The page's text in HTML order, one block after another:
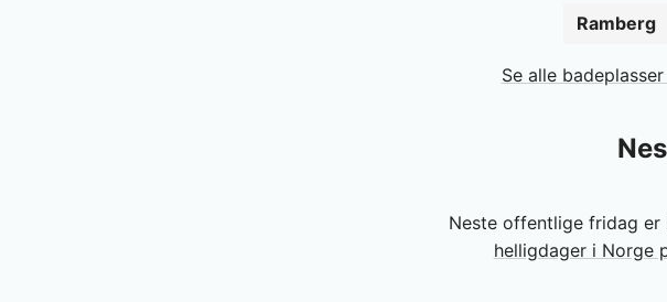
Ramberg
Se alle
Neste offentlige fridag er
helligdager i Norge